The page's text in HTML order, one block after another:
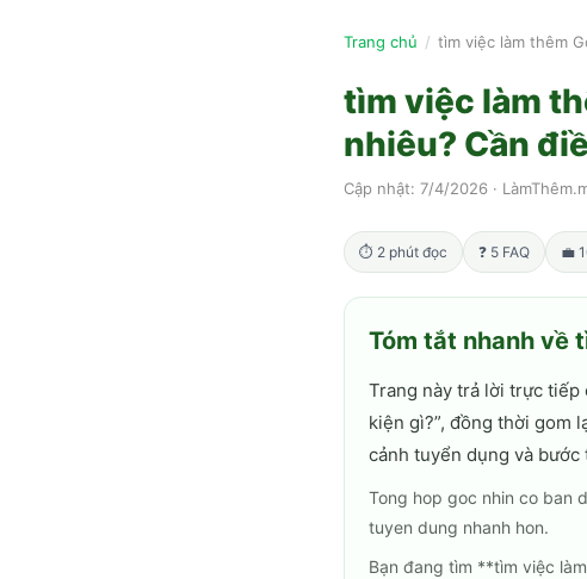
Trang chủ / tìm việc làm thêm
tìm việc làm
nhiêu? Cần
Cập nhật: 7/4/2026 ·
⏱ 2 phút đọc ❓ 5 FAQ 💼
Tóm tắt nhanh về
Trang này trả lời trực tiếp
kiện gì?”, đồng thời gom
cảnh tuyển dụng và bước
Tong hop goc nhin co ban
tuyen dung nhanh hon.
Bạn đang tìm **tìm việc